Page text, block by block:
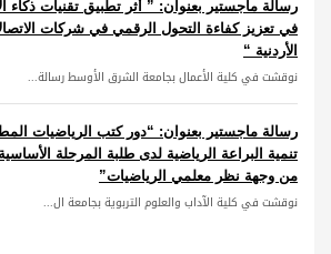
رسالة ماجستير بعنوان: ” أثر تطبيق تقنيات ذكاء
في تعزيز كفاءة التحول الرقمي في شركات
الأردنية “
نوقشت في كلية الأعمال بجامعة الشرق الأوسط رسالة...
رسالة ماجستير بعنوان: “دور كتب الرياضيات
تنمية البراعة الرياضية لدى طلبة المرحلة الأساسية
من وجهة نظر معلمي الرياضيات”
نوقشت في كلية الآداب والعلوم التربوية بجامعة ال...